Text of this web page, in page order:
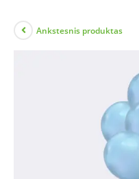
Ankstesnis produktas